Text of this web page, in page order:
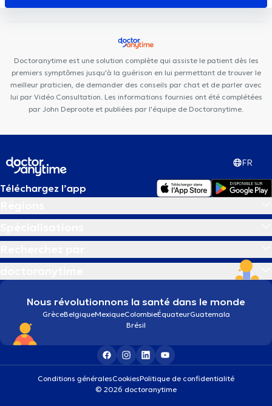
Tubize
Cabinet dentaire Saint-Jacques
Centre Edumotion
Centre de psychologie et de mieux-
Cabinet Médical
Doctoranytime est une solution complète qui assiste le patient dès les
premiers symptômes jusqu'à la guérison en lui permettant de trouver le
meilleur praticien, de demander des conseils par chat et de parler avec
lui par Vidéo Consultation. Les informations fournies ont été complétées
par John Deproote et publiées par l'équipe de Doctoranytime.
FR
Téléchargez l’app
Nous révolutionnons la santé dans le monde
GrèceBelgiqueMexiqueColombieÉquateurGuatemala
Brésil
Conditions généralesCookiesPolitique de confidentialité
© 2026 doctoranytime